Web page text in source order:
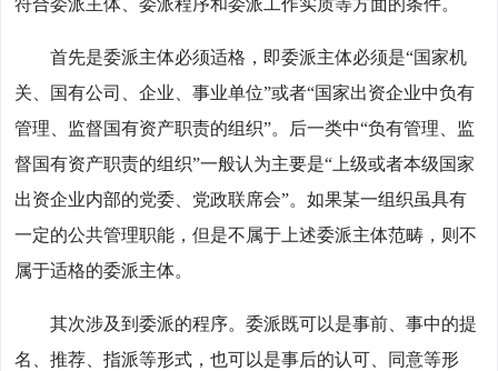
符合委派主体、委派程序和委派工作实质等方面的条件。
首先是委派主体必须适格，即委派主体必须是“国家机
关、国有公司、企业、事业单位”或者“国家出资企业中负有
管理、监督国有资产职责的组织”。后一类中“负有管理、监
督国有资产职责的组织”一般认为主要是“上级或者本级国家
出资企业内部的党委、党政联席会”。如果某一组织虽具有
一定的公共管理职能，但是不属于上述委派主体范畴，则不
属于适格的委派主体。
其次涉及到委派的程序。委派既可以是事前、事中的提
名、推荐、指派等形式，也可以是事后的认可、同意等形